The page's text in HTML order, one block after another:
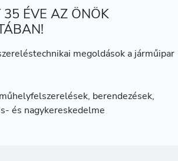
ÉVE AZ ÖNÖK
megoldások a járműipar
berendezések,
és nagykereskedelme